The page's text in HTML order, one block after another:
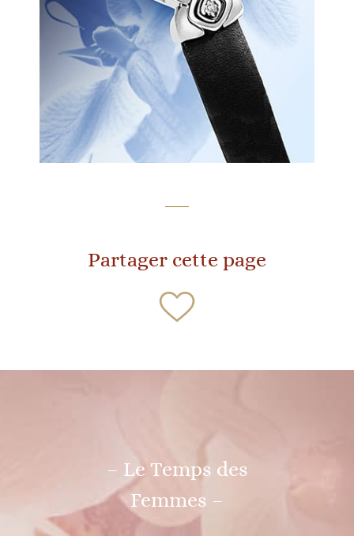
Partager cette page
– Le Temps des
Femmes –